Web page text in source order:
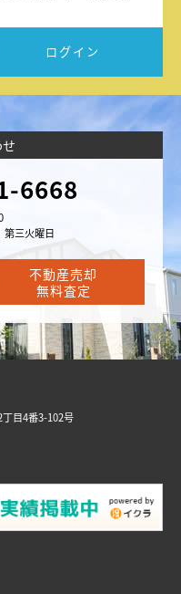
ログイン
6668
第三火曜日
不動産売却
無料査定
目4番3-102号